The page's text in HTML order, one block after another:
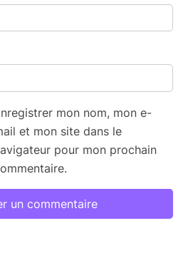
mon nom, mon e-
et mon site dans le
pour mon prochain